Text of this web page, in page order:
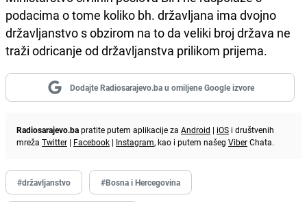
podacima o tome koliko bh. državljana ima dvojno
državljanstvo s obzirom na to da veliki broj država ne
traži odricanje od državljanstva prilikom prijema.
Dodajte Radiosarajevo.ba u omiljene Google izvore
Radiosarajevo.bapratite putem aplikacije za Android | iOS i društvenih
mreža Twitter | Facebook | Instagram, kao i putem našeg ViberChata.
#državljanstvo #Bosna i Hercegovina